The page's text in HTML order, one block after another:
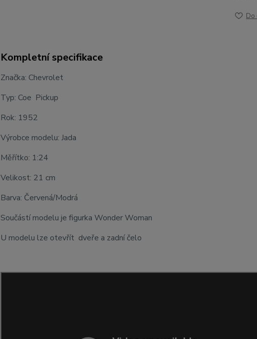
Do
Kompletní specifikace
Značka: Chevrolet
Typ: Coe Pickup
Rok: 1952
Výrobce modelu: Jada
Měřítko: 1:24
Velikost: 21 cm
Barva: Červená/Modrá
Součástí modelu je figurka Wonder Woman
U modelu lze otevřít dveře a zadní čelo